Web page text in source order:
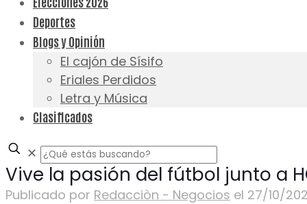
Deportes
Blogs y Opinión
El cajón de Sísifo
Eriales Perdidos
Letra y Música
Clasificados
✕
Vive la pasión del fútbol junto a
Publicado por Redacciòn - Negocios el 27/10/